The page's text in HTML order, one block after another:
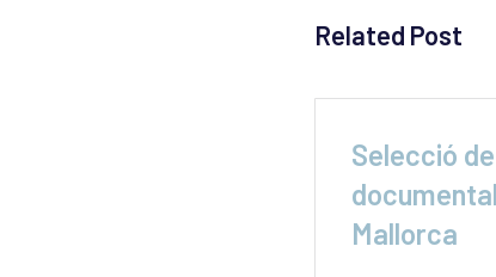
Related Post
Selecció
Mallorca